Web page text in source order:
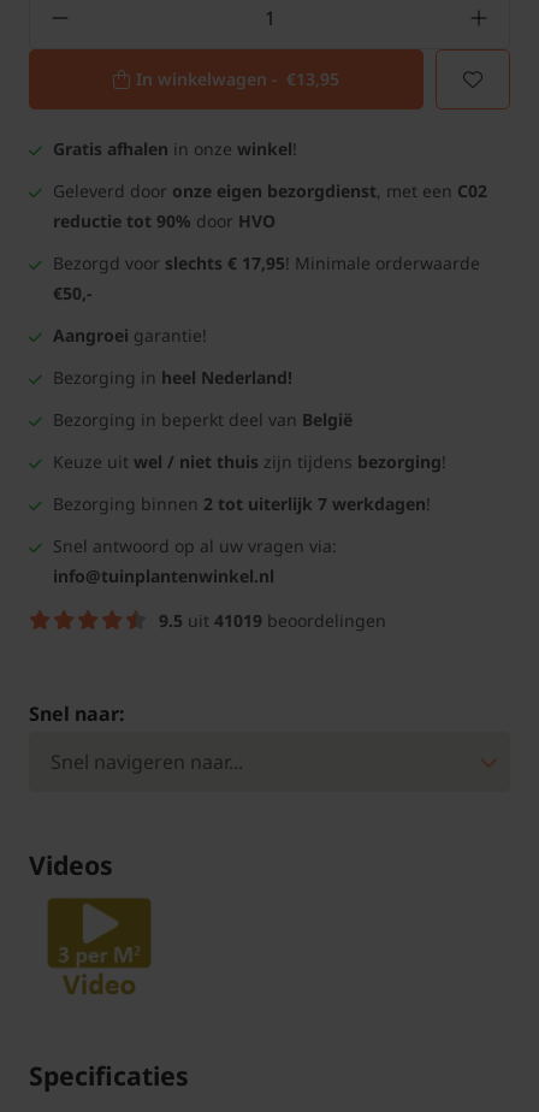
In winkelwagen - €13,95
Gratis afhalen in onze winkel!
Geleverd door onze eigen bezorgdienst, met een C02
reductie tot 90% door HVO
Bezorgd voor slechts € 17,95! Minimale orderwaarde
€50,-
Aangroei garantie!
Bezorging in heel Nederland!
Bezorging in beperkt deel van België
Keuze uit wel / niet thuis zijn tijdens bezorging!
Bezorging binnen 2 tot uiterlijk 7 werkdagen!
Snel antwoord op al uw vragen via:
info@tuinplantenwinkel.nl
9.5 uit 41019 beoordelingen
Snel naar:
Videos
Specificaties